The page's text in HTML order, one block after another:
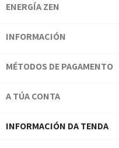
ENERGÍA ZEN
INFORMACIÓN
MÉTODOS DE PAGAMENTO
A TÚA CONTA
INFORMACIÓN DA TENDA